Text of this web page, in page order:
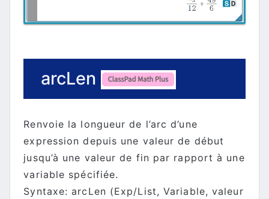
arcLen
Renvoie la longueur de l’arc d’une
expression depuis une valeur de début
jusqu’à une valeur de fin par rapport à une
variable spécifiée.
Syntaxe: arcLen (Exp/List, Variable, valeur